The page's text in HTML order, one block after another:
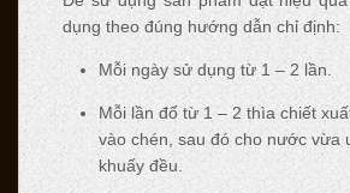
dụng theo đúng hướng dẫn chỉ định:
Mỗi ngày sử dụng từ 1 – 2 lần.
Mỗi lần đổ từ 1 – 2 thìa chiết
vào chén, sau đó cho nước vừa
khuấy đều.